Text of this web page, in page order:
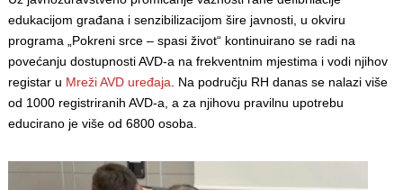
edukacijom građana i senzibilizacijom šire javnosti, u okviru
programa „Pokreni srce – spasi život“ kontinuirano se radi na
povećanju dostupnosti AVD-a na frekventnim mjestima i vodi njihov
registar u Mreži AVD uređaja . Na području RH danas se nalazi više
od 1000 registriranih AVD-a, a za njihovu pravilnu upotrebu
educirano je više od 6800 osoba.